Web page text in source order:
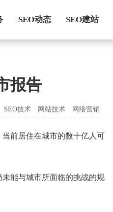
SEO动态 SEO建站
报告
SEO技术 网站技术 网络营销
前居住在城市的数十亿人可
能与城市所面临的挑战的规